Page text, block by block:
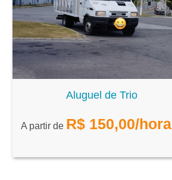
Aluguel de Trio
A partir de R$ 150,00/hora